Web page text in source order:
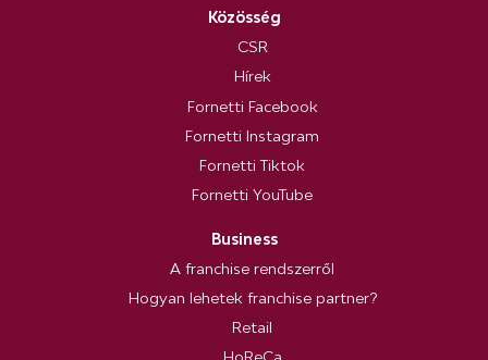
Közösség
CSR
Hírek
Fornetti Facebook
Fornetti Instagram
Fornetti Tiktok
Fornetti YouTube
Business
A franchise rendszerről
Hogyan lehetek franchise partner?
Retail